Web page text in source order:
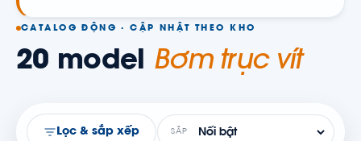
CATALOG ĐỘNG · CẬP NHẬT THEO KHO
20 model Bơm trục vít
Lọc & sắp xếp SẮP